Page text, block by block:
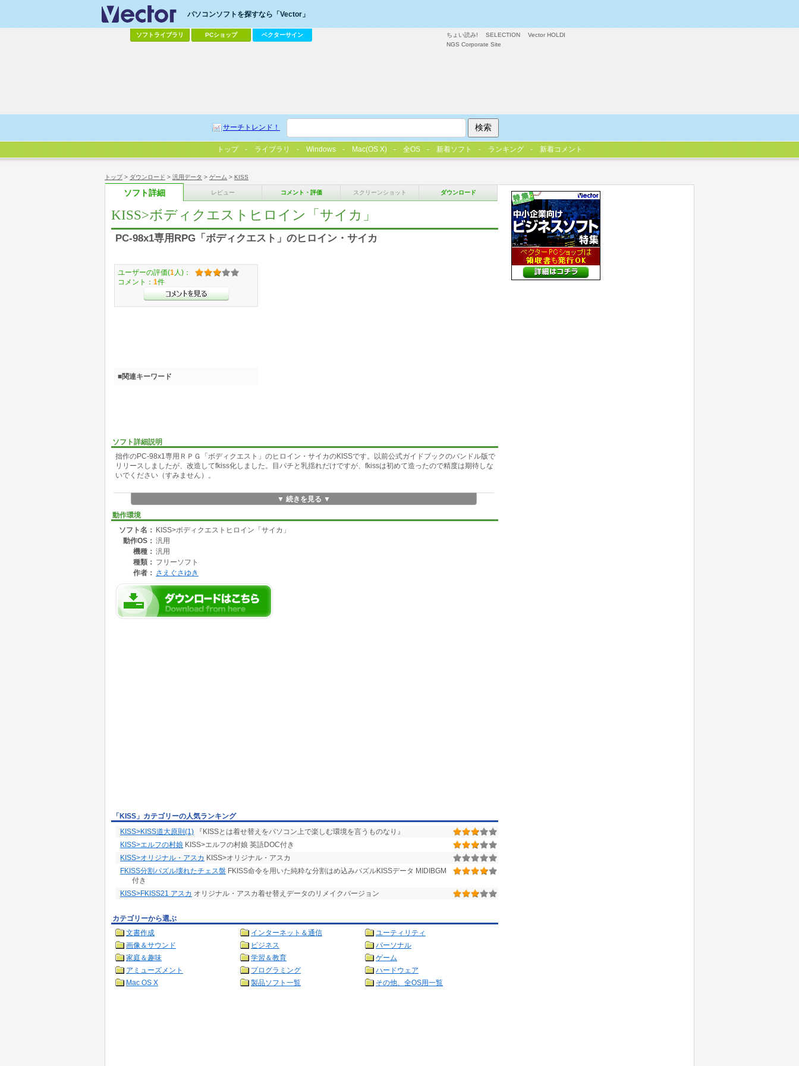
トップ> ダウンロード > 汎用データ > ゲーム > KISS
ソフト詳細 レビュー コメント・評価 スクリーンショット ダウンロード
KISS>ボディクエストヒロイン「サイカ」
PC-98x1専用RPG「ボディクエスト」のヒロイン・サイカ
ソフト詳細説明
拙作のPC-98x1専用ＲＰＧ「ボディクエスト」のヒロイン・サイカのKISSです。以前公式ガイドブックのバンドル版で
リリースしましたが、改造してfkiss化しました。目パチと乳揺れだけですが、fkissは初めて造ったので精度は期待しな
いでください（すみません）。
▼ 続きを見る ▼
動作環境
ソフト名： KISS>ボディクエストヒロイン「サイカ」
動作OS： 汎用
機種： 汎用
種類： フリーソフト
作者： さえぐさゆき
ユーザーの評価(1 人)：
コメント： 1件
■関連キーワード
「KISS」カテゴリーの人気ランキング
KISS>KISS道大原則(1) 『KISSとは着せ替えをパソコン上で楽しむ環境を言うものなり』
KISS>エルフの村娘 KISS>エルフの村娘 英語DOC付き
KISS>オリジナル・アスカ KISS>オリジナル・アスカ
FKISS分割パズル壊れたチェス盤 FKISS命令を用いた純粋な分割はめ込みパズルKISSデータ MIDIBGM
付き
KISS>FKISS21 アスカ オリジナル・アスカ着せ替えデータのリメイクバージョン
カテゴリーから選ぶ
文書作成
インターネット＆通信
ユーティリティ
画像＆サウンド
ビジネス
パーソナル
家庭＆趣味
学習＆教育
ゲーム
アミューズメント
プログラミング
ハードウェア
Mac OS X
製品ソフト一覧 その他、全OS用一覧
ちょい読み! SELECTION
Vector HOLDI
NGS Corporate Site
パソコンソフトを探すなら「Vector」
ソフトライブラリ PCショップ ベクターサイン
サーチトレンド！
トップ ライブラリ Windows Mac(OS X) 全OS 新着ソフト ランキング 新着コメント